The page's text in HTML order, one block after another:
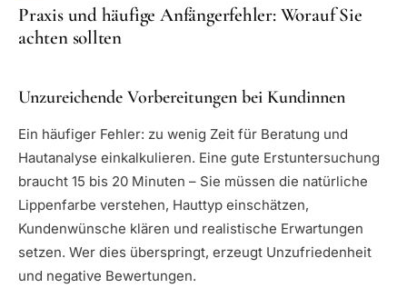
Praxis und häufige Anfängerfehler: Worauf Sie
achten sollten
Unzureichende Vorbereitungen bei Kundinnen
Ein häufiger Fehler: zu wenig Zeit für Beratung und
Hautanalyse einkalkulieren. Eine gute Erstuntersuchung
braucht 15 bis 20 Minuten – Sie müssen die natürliche
Lippenfarbe verstehen, Hauttyp einschätzen,
Kundenwünsche klären und realistische Erwartungen
setzen. Wer dies überspringt, erzeugt Unzufriedenheit
und negative Bewertungen.